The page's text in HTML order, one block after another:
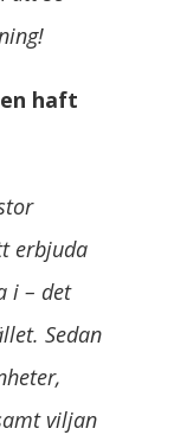
haft
erbjuda
i – det
Sedan
viljan